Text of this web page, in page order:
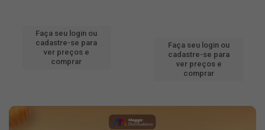
Faça seu login ou
cadastre-se para
ver preços e
comprar
Faça seu login ou
cadastre-se para
ver preços e
comprar